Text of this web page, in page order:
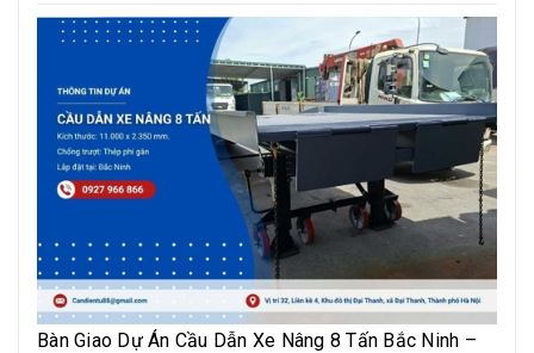
Bàn Giao Dự Án Cầu Dẫn Xe Nâng 8 Tấn Bắc Ninh –